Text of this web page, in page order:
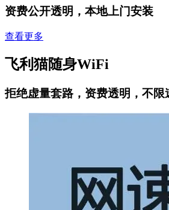
资费公开透明，本地上门安装
查看更多
飞利猫随身WiFi
拒绝虚量套路，资费透明，不限